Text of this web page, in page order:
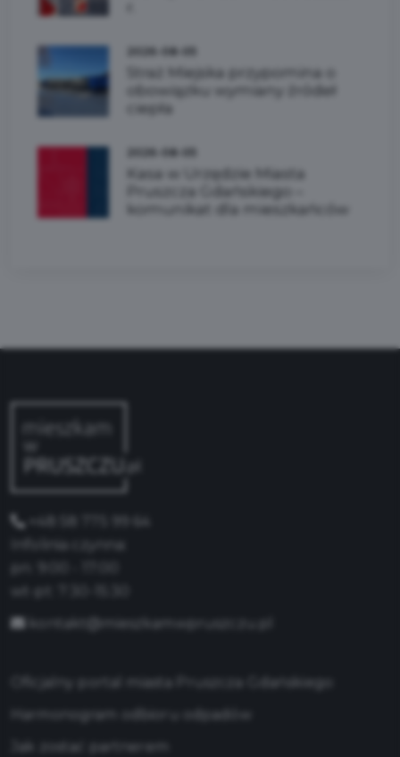
Straż Miejska przypomina o
obowiązku wymiany źródeł
ciepła
Kasa w Urzędzie Miasta
Pruszcza Gdańskiego –
komunikat dla mieszkańców
+48 58 775 99 64
Infolinia czynna:
kontakt@mieszkamwpruszczu.pl
Oficjalny portal miasta Pruszcza Gdańskiego
Harmonogram odbioru odpadów
Jak zostać partnerem